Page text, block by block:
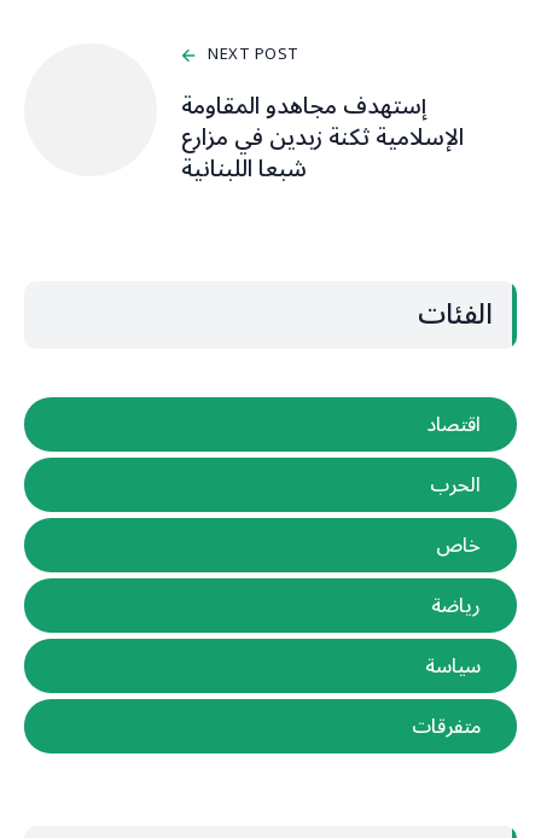
NEXT POST
إستهدف مجاهدو المقاومة
‏الإسلامية ثكنة زبدين في مزارع
شبعا ‏اللبنانية
الفئات
اقتصاد
الحرب
خاص
رياضة
سياسة
متفرقات